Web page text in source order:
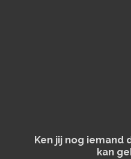
Ken jij nog iemand
kan